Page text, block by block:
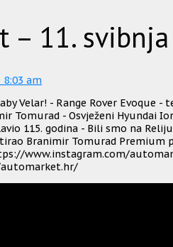
– 11.
8:03 am
Velar! - Range Rover Evoque -
Tomurad - Osvježeni Hyundai
115. godina - Bili smo na
Branimir Tomurad
www.instagram.com/